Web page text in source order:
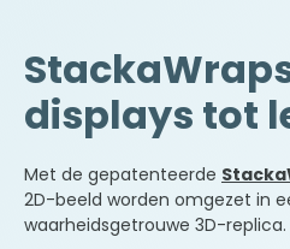
displays tot
Met de gepatenteerde
2D-beeld worden omgezet in
waarheidsgetrouwe 3D-replica.
Sturen